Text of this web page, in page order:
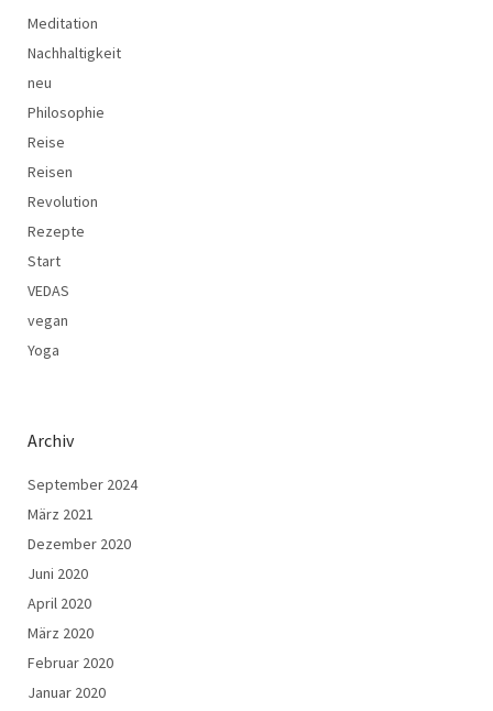
Meditation
Nachhaltigkeit
neu
Philosophie
Reise
Reisen
Revolution
Rezepte
Start
VEDAS
vegan
Yoga
Archiv
September 2024
März 2021
Dezember 2020
Juni 2020
April 2020
März 2020
Februar 2020
Januar 2020